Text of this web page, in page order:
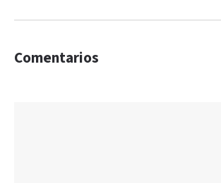
Comentarios